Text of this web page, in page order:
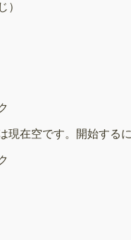
）
現在空です。開始するに